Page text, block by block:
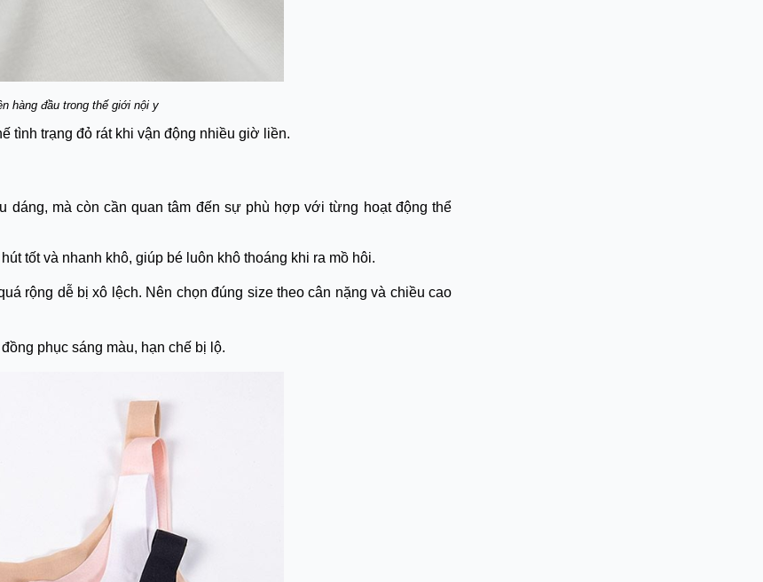
hàng đầu trong thế giới nội y
tình trạng đỏ rát khi vận động nhiều giờ liền.
mà còn cần quan tâm đến sự phù hợp với từng hoạt động thể
tốt và nhanh khô, giúp bé luôn khô thoáng khi ra mồ hôi.
rộng dễ bị xô lệch. Nên chọn đúng size theo cân nặng và chiều cao
phục sáng màu, hạn chế bị lộ.